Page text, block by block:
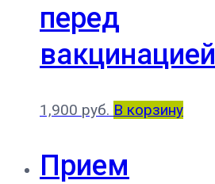
перед
вакцинацией
1,900 руб. В корзину
Прием